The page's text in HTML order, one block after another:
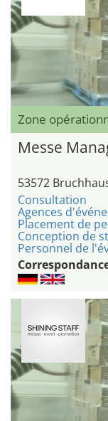
Zone
Messe
53572
Consultation
Agences
Placement de
Conception de
Personnel de